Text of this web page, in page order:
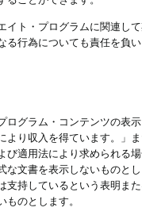
イト・プログラムに関連し
る行為についても責任を負
ログラム・コンテンツの表
より収入を得ています。」
び適用法により求められる
な文書を表示しないもの
支持しているという表明ま
のとします。